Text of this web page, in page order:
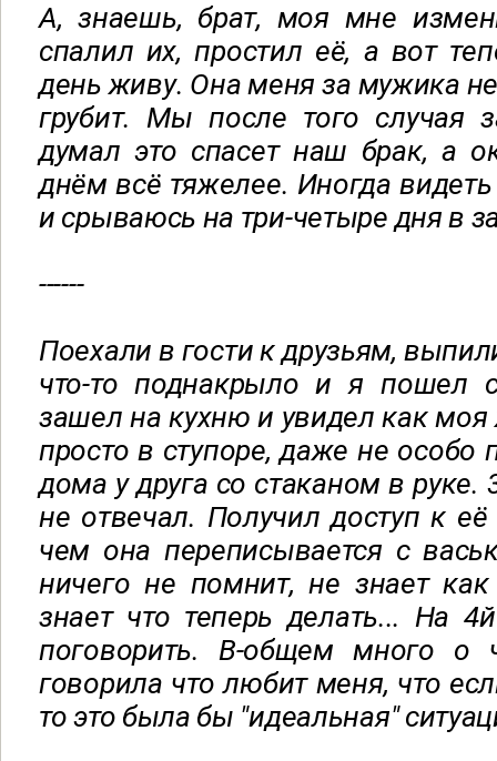
А, знаешь, брат, моя мне
спалил их, простил её, а вот
день живу. Она меня за мужика
грубит. Мы после того случая
думал это спасет наш брак, а
днём всё тяжелее. Иногда
и срываюсь на три-четыре дня в
------
Поехали в гости к друзьям,
что-то поднакрыло и я пошел
зашел на кухню и увидел как
просто в ступоре, даже не особо
дома у друга со стаканом в руке.
не отвечал. Получил доступ к
чем она переписывается с
ничего не помнит, не знает
знает что теперь делать... На
поговорить. В-общем много о
говорила что любит меня, что
то это была бы "идеальная"